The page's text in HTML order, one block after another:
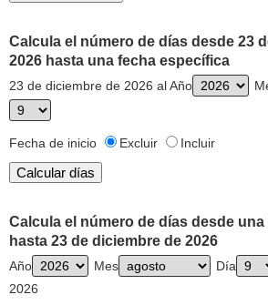
Calcula el número de días desde 23
2026 hasta una fecha específica
23 de diciembre de 2026 al Año
Fecha de inicio Excluir Incluir
Calcula el número de días desde
hasta 23 de diciembre de 2026
Año Mes Día
2026